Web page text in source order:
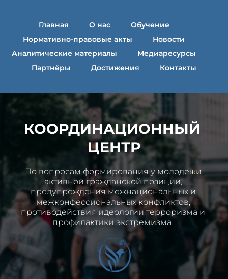
Главная О нас
Обучение
Нормативно-правовые акты
Новости
Аналитические материалы
Медиаресурсы
Партнёры
Достижения Контакты
КООРДИНАЦИОННЫЙ
ЦЕНТР
По вопросам формирования у молодежи
активной гражданской позиции,
предупреждения межнациональных и
межконфессиональных конфликтов,
противодействия идеологии терроризма и
профилактики экстремизма